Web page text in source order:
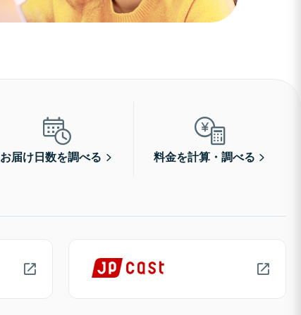
お届け日数を調べる 料金を計算・調べる